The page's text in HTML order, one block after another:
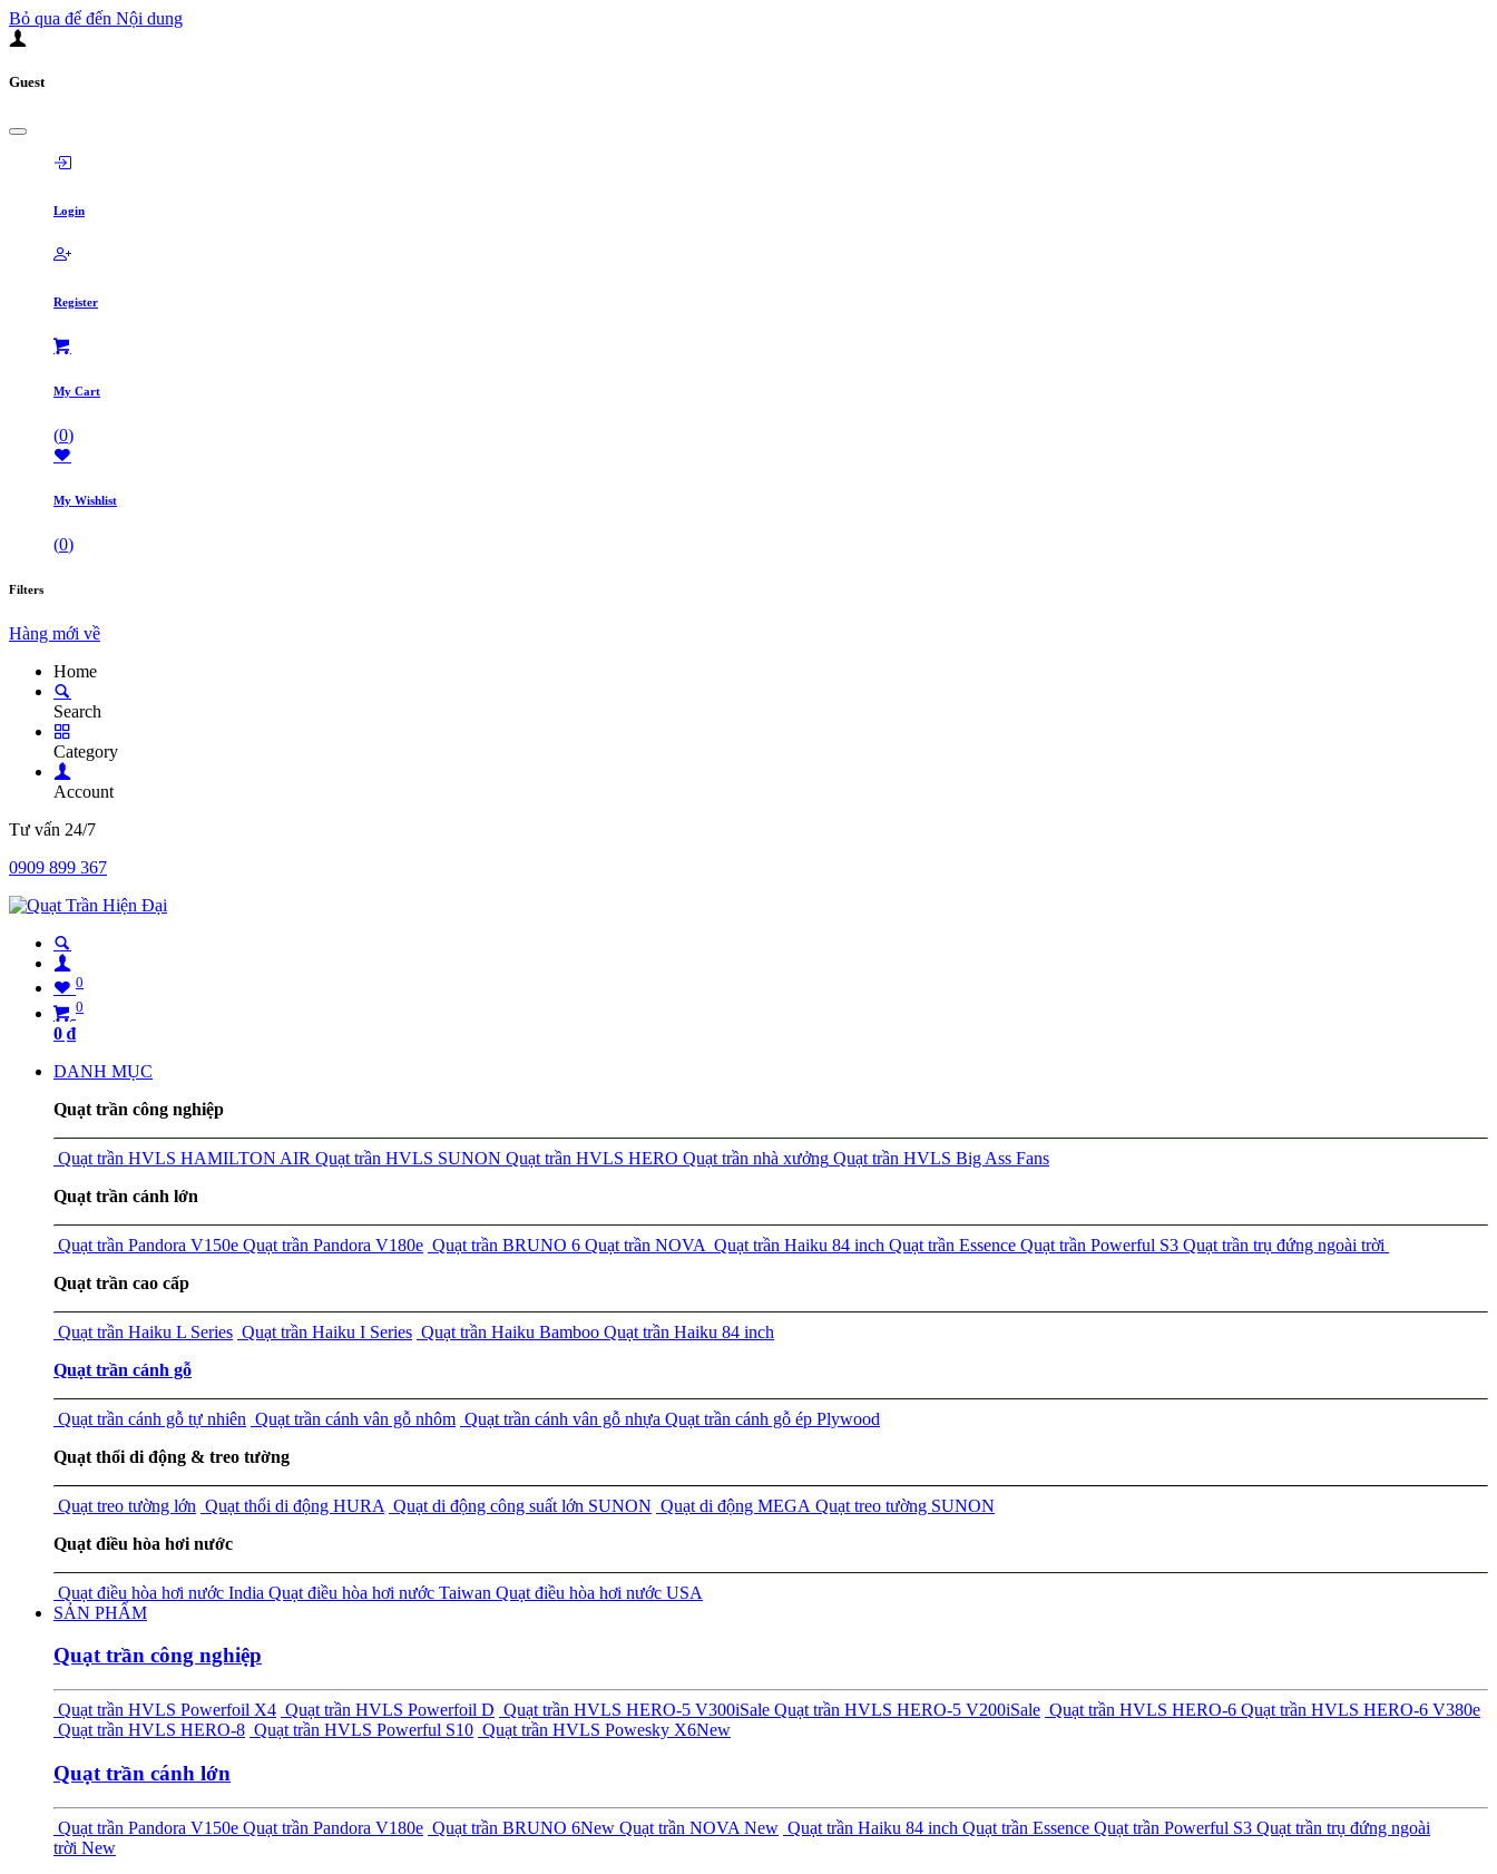
Bỏ qua để đến Nội dung
Guest
Login
Register
My Cart
(0)
My Wishlist
(0)
Filters
Hàng mới về
Home
Search
Category
Account
Tư vấn 24/7
0909 899 367
0
0
0 ₫
DANH MỤC
Quạt trần công nghiệp
Quạt trần HVLS HAMILTON AIR Quạt trần HVLS SUNON Quạt trần HVLS HERO Quạt trần nhà xưởng Quạt trần HVLS Big Ass Fans
Quạt trần cánh lớn
Quạt trần Pandora V150e Quạt trần Pandora V180e Quạt trần BRUNO 6 Quạt trần NOVA Quạt trần Haiku 84 inch Quạt trần Essence Quạt trần Powerful S3 Quạt trần trụ đứng ngoài trời
Quạt trần cao cấp
Quạt trần Haiku L Series Quạt trần Haiku I Series Quạt trần Haiku Bamboo Quạt trần Haiku 84 inch
Quạt trần cánh gỗ
Quạt trần cánh gỗ tự nhiên Quạt trần cánh vân gỗ nhôm Quạt trần cánh vân gỗ nhựa Quạt trần cánh gỗ ép Plywood
Quạt thổi di động & treo tường
Quạt treo tường lớn Quạt thổi di động HURA Quạt di động công suất lớn SUNON Quạt di động MEGA Quạt treo tường SUNON
Quạt điều hòa hơi nước
Quạt điều hòa hơi nước India Quạt điều hòa hơi nước Taiwan Quạt điều hòa hơi nước USA
SẢN PHẨM
Quạt trần công nghiệp
Quạt trần HVLS Powerfoil X4 Quạt trần HVLS Powerfoil D Quạt trần HVLS HERO-5 V300iSale Quạt trần HVLS HERO-5 V200iSale Quạt trần HVLS HERO-6 Quạt trần HVLS HERO-6 V380e
Quạt trần HVLS HERO-8 Quạt trần HVLS Powerful S10 Quạt trần HVLS Powesky X6New
Quạt trần cánh lớn
Quạt trần Pandora V150e Quạt trần Pandora V180e Quạt trần BRUNO 6New Quạt trần NOVA New Quạt trần Haiku 84 inch Quạt trần Essence Quạt trần Powerful S3 Quạt trần trụ đứng ngoài
trời New